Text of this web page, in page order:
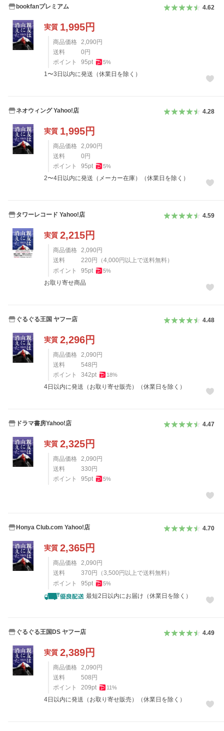
bookfanプレミアム 4.62
実質 1,995円
商品価格 2,090 円
送料
0 円
ポイント
95pt 5%
1〜3日以内に発送（休業日を除く）
ネオウィング Yahoo!店 4.28
実質 1,995円
商品価格 2,090 円
送料
0 円
ポイント
95pt 5%
2〜4日以内に発送（メーカー在庫）（休業日を除く）
タワーレコード Yahoo!店 4.59
実質 2,215円
商品価格 2,090 円
送料
220 円 （4,000 円以上で送料無料）
ポイント
95pt 5%
お取り寄せ商品
ぐるぐる王国 ヤフー店 4.48
実質 2,296円
商品価格 2,090 円
送料
548 円
ポイント
342pt 18%
4日以内に発送（お取り寄せ販売）（休業日を除く）
ドラマ書房Yahoo!店 4.47
実質 2,325円
商品価格 2,090 円
送料
330 円
ポイント
95pt 5%
Honya Club.com Yahoo!店 4.70
実質 2,365円
商品価格 2,090 円
送料
370 円 （3,500 円以上で送料無料）
ポイント
95pt 5%
最短2日以内にお届け（休業日を除く）
ぐるぐる王国DS ヤフー店 4.49
実質 2,389円
商品価格 2,090 円
送料
508 円
ポイント
209pt 11%
4日以内に発送（お取り寄せ販売）（休業日を除く）